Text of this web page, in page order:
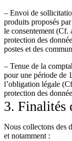
– Envoi de
produits proposés
le consentement (Cf.
protection des
postes et des
– Tenue de la
pour une période de
l’obligation légale
protection des
3. Finalités
Nous collectons des
et notamment :